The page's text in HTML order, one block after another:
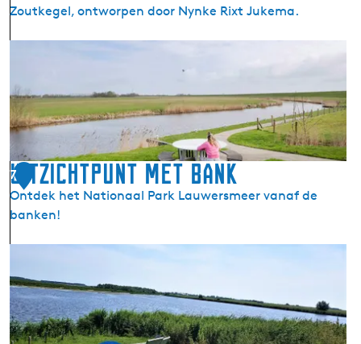
Zoutkegel, ontworpen door Nynke Rixt Jukema.
c
k
n
c
k
b
a
n
I
e
z
u
7
Uitzichtpunt met bank
Ontdek het Nationaal Park Lauwersmeer vanaf de
banken!
i
t
z
i